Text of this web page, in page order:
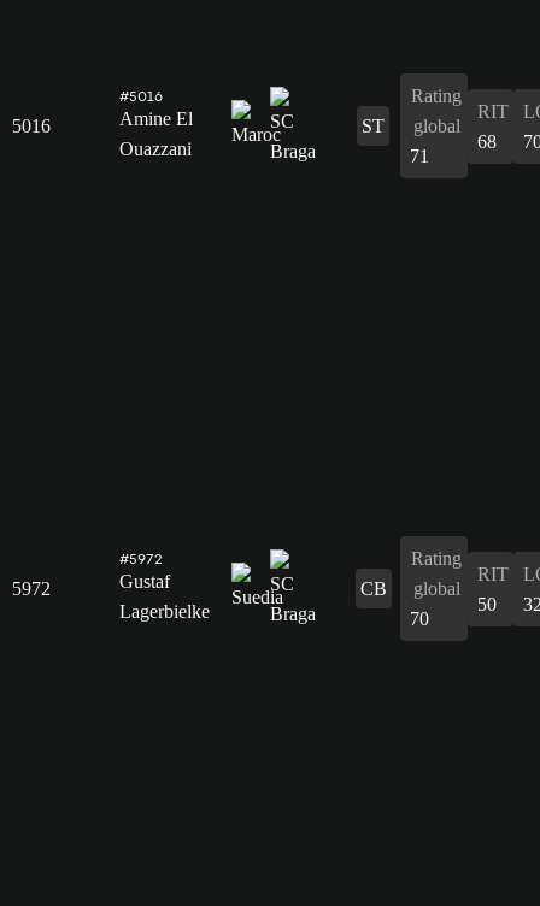
5016
#5016
Amine El
Ouazzani
ST
Rating
global
71
RIT
68
5972
#5972
Gustaf
Lagerbielke
CB
Rating
global
70
RIT
50